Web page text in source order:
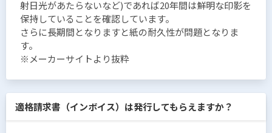
射日光があたらないなど)であれば20年間は鮮明な印影を
保持していることを確認しています。
さらに長期間となりますと紙の耐久性が問題となりま
す。
※メーカーサイトより抜粋
適格請求書（インボイス）は発行してもらえますか？